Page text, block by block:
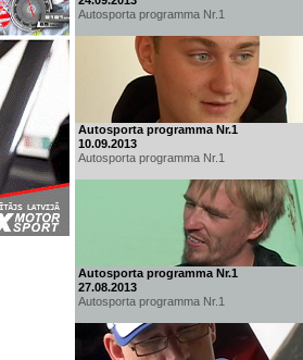
Autosporta programma Nr.1
Autosporta programma Nr.1
10.09.2013
Autosporta programma Nr.1
Autosporta programma Nr.1
27.08.2013
Autosporta programma Nr.1